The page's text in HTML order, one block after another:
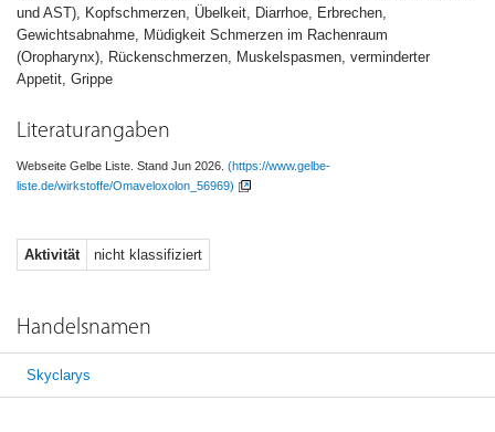
und AST), Kopfschmerzen, Übelkeit, Diarrhoe, Erbrechen,
Gewichtsabnahme, Müdigkeit Schmerzen im Rachenraum
(Oropharynx), Rückenschmerzen, Muskelspasmen, verminderter
Appetit, Grippe
Literaturangaben
Webseite Gelbe Liste. Stand Jun 2026. (https://www.gelbe-
liste.de/wirkstoffe/Omaveloxolon_56969)
Aktivität nicht klassifiziert
Handelsnamen
Skyclarys